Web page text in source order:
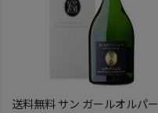
送料無料 サン ガールオルパー